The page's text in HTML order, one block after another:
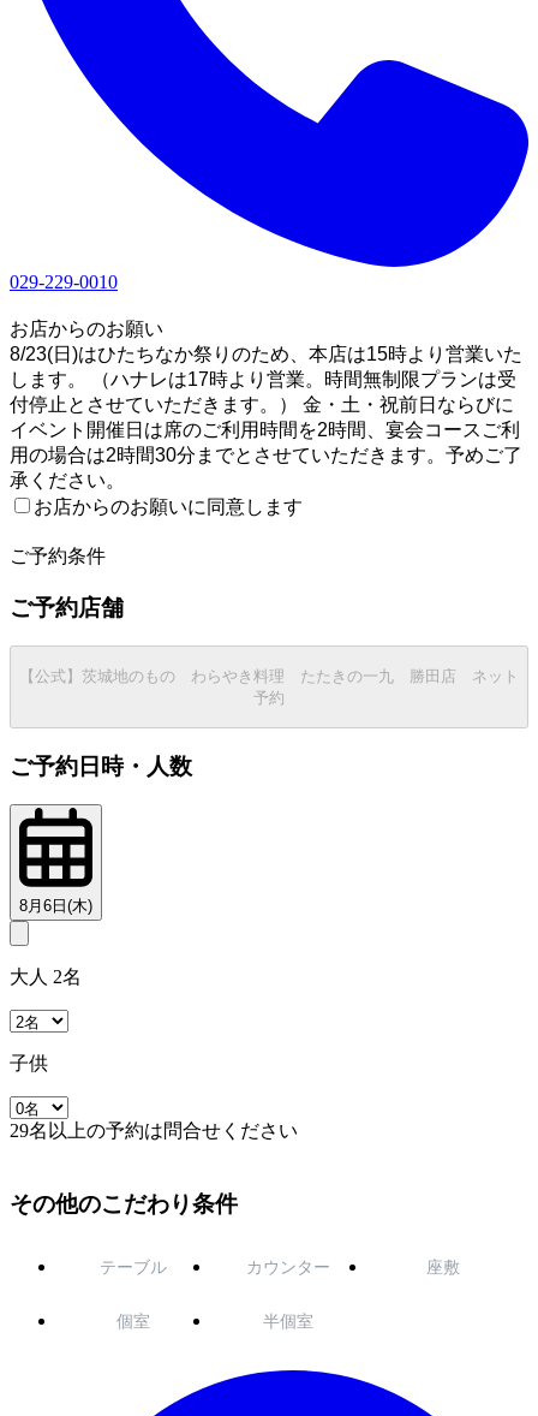
029-229-0010
お店からのお願い
8/23(日)はひたちなか祭りのため、本店は15時より営業いた
します。 （ハナレは17時より営業。時間無制限プランは受
付停止とさせていただきます。） 金・土・祝前日ならびに
イベント開催日は席のご利用時間を2時間、宴会コースご利
用の場合は2時間30分までとさせていただきます。予めご了
承ください。
お店からのお願いに同意します
ご予約条件
ご予約店舗
【公式】茨城地のもの わらやき料理 たたきの一九 勝田店 ネット
予約
ご予約日時・人数
8月6日(木)
大人 2名
子供
29名以上の予約は問合せください
その他のこだわり条件
テーブル カウンター 座敷
個室 半個室